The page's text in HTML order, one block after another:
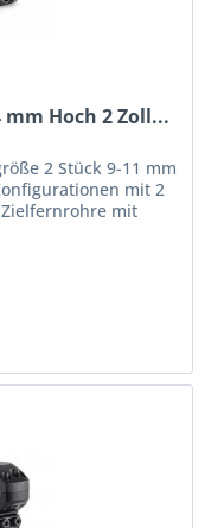
mm Hoch 2 Zoll...
2 Stück 9-11 mm
mit 2
mit